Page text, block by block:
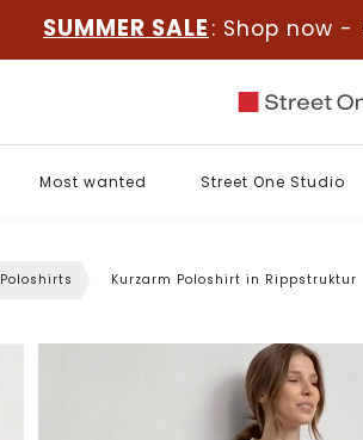
SUMMER SALE : Shop now -
Most wanted Street One Studio
Poloshirts Kurzarm Poloshirt in Rippstruktur